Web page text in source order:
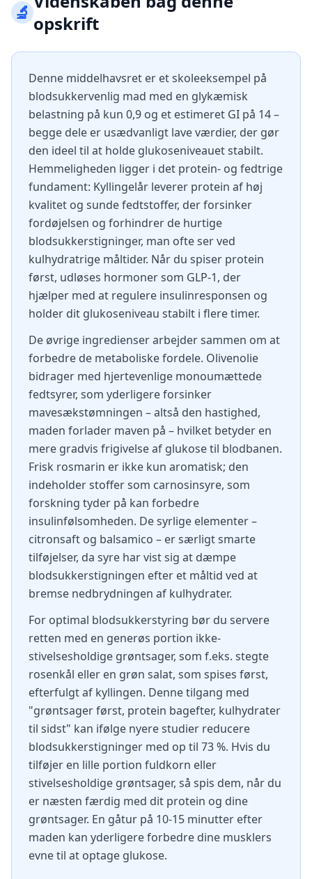
🔬opskrift
Denne middelhavsret er et skoleeksempel på
blodsukkervenlig mad med en glykæmisk
belastning på kun 0,9 og et estimeret GI på 14 –
begge dele er usædvanligt lave værdier, der gør
den ideel til at holde glukoseniveauet stabilt.
Hemmeligheden ligger i det protein- og fedtrige
fundament: Kyllingelår leverer protein af høj
kvalitet og sunde fedtstoffer, der forsinker
fordøjelsen og forhindrer de hurtige
blodsukkerstigninger, man ofte ser ved
kulhydratrige måltider. Når du spiser protein
først, udløses hormoner som GLP-1, der
hjælper med at regulere insulinresponsen og
holder dit glukoseniveau stabilt i flere timer.
De øvrige ingredienser arbejder sammen om at
forbedre de metaboliske fordele. Olivenolie
bidrager med hjertevenlige monoumættede
fedtsyrer, som yderligere forsinker
mavesækstømningen – altså den hastighed,
maden forlader maven på – hvilket betyder en
mere gradvis frigivelse af glukose til blodbanen.
Frisk rosmarin er ikke kun aromatisk; den
indeholder stoffer som carnosinsyre, som
forskning tyder på kan forbedre
insulinfølsomheden. De syrlige elementer –
citronsaft og balsamico – er særligt smarte
tilføjelser, da syre har vist sig at dæmpe
blodsukkerstigningen efter et måltid ved at
bremse nedbrydningen af kulhydrater.
For optimal blodsukkerstyring bør du servere
retten med en generøs portion ikke-
stivelsesholdige grøntsager, som f.eks. stegte
rosenkål eller en grøn salat, som spises først,
efterfulgt af kyllingen. Denne tilgang med
"grøntsager først, protein bagefter, kulhydrater
til sidst" kan ifølge nyere studier reducere
blodsukkerstigninger med op til 73 %. Hvis du
tilføjer en lille portion fuldkorn eller
stivelsesholdige grøntsager, så spis dem, når du
er næsten færdig med dit protein og dine
grøntsager. En gåtur på 10-15 minutter efter
maden kan yderligere forbedre dine musklers
evne til at optage glukose.